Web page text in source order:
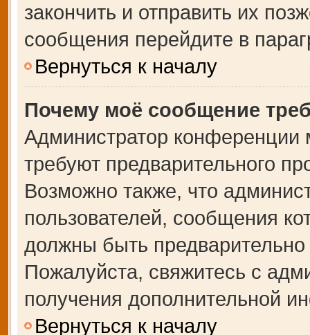
закончить и отправить их
сообщения перейдите в
Вернуться к началу
Почему моё сообщение
Администратор
требуют предварительного
Возможно также, что
пользователей, сообщения
должны быть
Пожалуйста, свяжитесь с
получения дополнительной
Вернуться к началу